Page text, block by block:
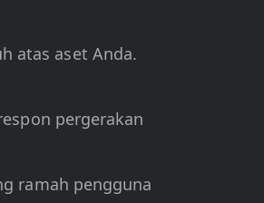
atas aset Anda.
pergerakan
ramah pengguna